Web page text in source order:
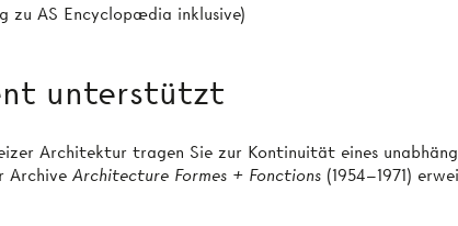
zu AS Encyclopædia inklusive)
unterstützt
Architektur tragen Sie zur Kontinuität eines
Archive Architecture Formes + Fonctions (1954–1971)